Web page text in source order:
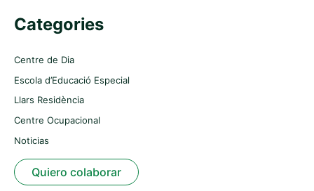
Categories
Centre de Dia
Escola d’Educació Especial
Llars Residència
Centre Ocupacional
Noticias
Quiero colaborar